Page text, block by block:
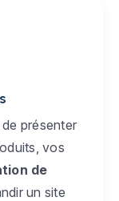
présenter
vos
de
un site